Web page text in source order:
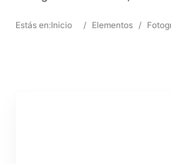
Estás en:Inicio / Elementos /